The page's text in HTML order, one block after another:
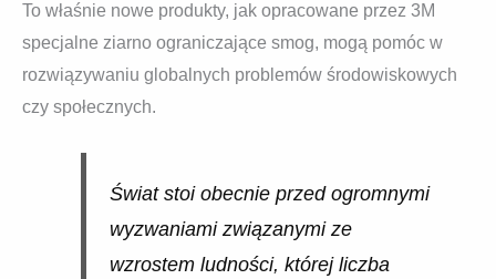
To właśnie nowe produkty, jak opracowane przez 3M
specjalne ziarno ograniczające smog, mogą pomóc w
rozwiązywaniu globalnych problemów środowiskowych
czy społecznych.
Świat stoi obecnie przed ogromnymi
wyzwaniami związanymi ze
wzrostem ludności, której liczba